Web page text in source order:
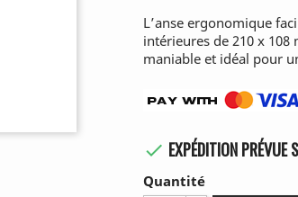
L’anse ergonomique
intérieures de 210 x
maniable et idéal pour
 EXPÉDITION PRÉVUE
Quantité